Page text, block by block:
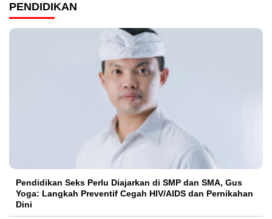
PENDIDIKAN
Pendidikan Seks Perlu Diajarkan di SMP dan SMA, Gus
Yoga: Langkah Preventif Cegah HIV/AIDS dan Pernikahan
Dini